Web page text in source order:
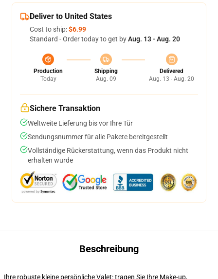
Deliver to United States
Cost to ship:$6.99
Standard - Order today to get byAug. 13 - Aug. 20
Production
Today
Shipping
Aug. 09
Delivered
Aug. 13 - Aug. 20
Sichere Transaktion
Weltweite Lieferung bis vor Ihre Tür
Sendungsnummer für alle Pakete bereitgestellt
Vollständige Rückerstattung, wenn das Produkt nicht
erhalten wurde
Beschreibung
Ihre robuste kleine persönliche Valet: tragen Sie Ihre Make-up,